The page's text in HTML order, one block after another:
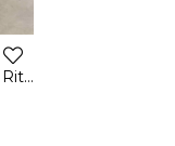
Tek Kol Maxi Boy Drapeli Lacivert Rita Kadın Elbise 26Y473